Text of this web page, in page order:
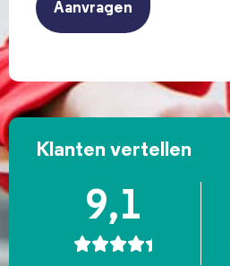
Klanten vertellen
9,1
